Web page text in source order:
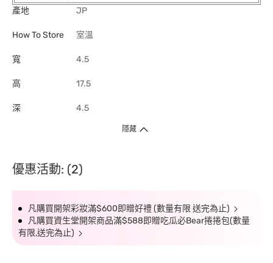
產地
JP
How To Store 室溫
寬 4.5
高 17.5
深 4.5
隱藏
優惠活動: (2)
凡購買開架彩妝滿$600即贈好禮 (數量有限 送完為止)
凡購買資生堂開架商品滿$588即贈吃瓜必Bear捲捲包(數量
有限,送完為止)